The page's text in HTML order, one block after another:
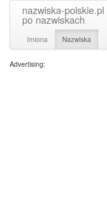
nazwiska-
po nazwiskach
Imiona Nazwiska
Advertising: